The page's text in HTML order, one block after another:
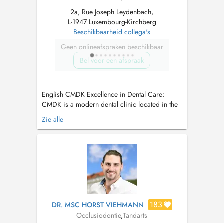
2a, Rue Joseph Leydenbach,
L-1947 Luxembourg-Kirchberg
Beschikbaarheid collega's
Geen onlineafspraken beschikbaar
Bel voor een afspraak
English CMDK Excellence in Dental Care:
CMDK is a modern dental clinic located in the
heart of Kirchberg, Luxembourg, combining
advanced dentistry with personalized patient
precision, empathy, and state-of-the-art
technology. We provide a full ra...
Zie alle
DR. MSC HORST VIEHMANN 183
Occlusiodontie,Tandarts